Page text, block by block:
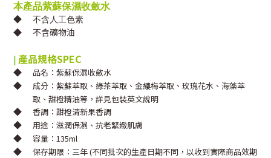
本產品紫蘇保濕收斂水
◆ 不含人工色素
◆ 不含礦物油
產品規格SPEC
◆ 品名：紫蘇保濕收斂水
◆
成分：紫蘇萃取、綠茶萃取、金縷梅萃取、玫瑰花水、海藻萃
取、甜橙精油等，詳見包裝英文說明
◆ 香調：甜橙清新果香調
◆ 用途：滋潤保濕、抗老緊緻肌膚
◆ 容量：135ml
◆
保存期限：三年 (不同批次的生產日期不同，以收到實際商品效期